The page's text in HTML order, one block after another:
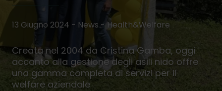
13 Giugno 2024 - News - Health&Welfare
Creata nel 2004 da Cristina Gamba, oggi
accanto alla gestione degli asili nido offre
una gamma completa di servizi per il
welfare aziendale